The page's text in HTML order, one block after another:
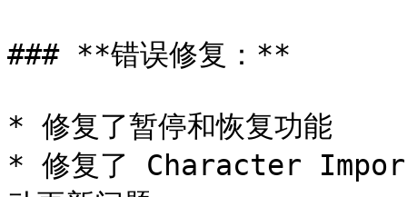
### **错误修复：**
* 修复了暂停和恢复功能
* 修复了 Character